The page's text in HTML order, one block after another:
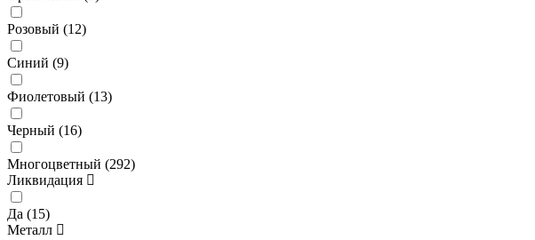
Розовый (12)
Синий (9)
Фиолетовый (13)
Черный (16)
Многоцветный (292)
Ликвидация
Да (15)
Металл